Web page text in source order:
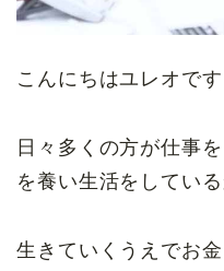
こんにちはユレオです
日々多くの方が仕事
を養い生活をしている
生きていくうえでお